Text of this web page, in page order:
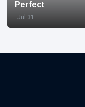
Perfect
Jul 31